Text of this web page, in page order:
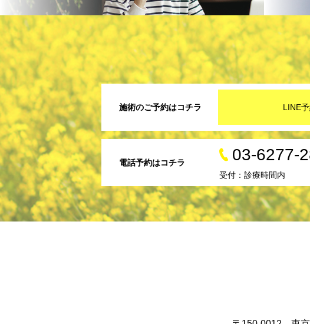
施術のご予約はコチラ LINE
電話予約はコチラ 03-6277-
受付：診療時間内